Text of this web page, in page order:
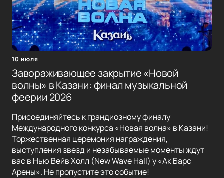
10 июля
Завораживающее закрытие «Новой
волны» в Казани: финал музыкальной
феерии 2026
Присоединяйтесь к грандиозному финалу
Международного конкурса «Новая волна» в Казани!
Торжественная церемония награждения,
выступления звезд и незабываемые моменты ждут
вас в Нью Вейв Холл (New Wave Hall) у «Ак Барс
Арены». Не пропустите это событие!